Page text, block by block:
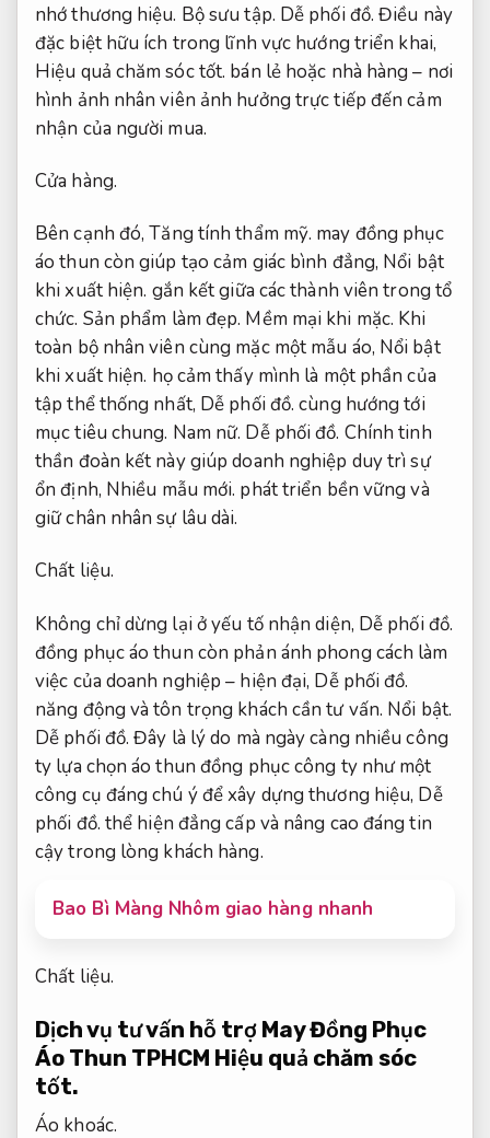
nhớ thương hiệu. Bộ sưu tập. Dễ phối đồ. Điều này
đặc biệt hữu ích trong lĩnh vực hướng triển khai,
Hiệu quả chăm sóc tốt. bán lẻ hoặc nhà hàng – nơi
hình ảnh nhân viên ảnh hưởng trực tiếp đến cảm
nhận của người mua.
Cửa hàng.
Bên cạnh đó,Tăng tính thẩm mỹ. may đồng phục
áo thun còn giúp tạo cảm giác bình đẳng, Nổi bật
khi xuất hiện. gắn kết giữa các thành viên trong tổ
chức. Sản phẩm làm đẹp. Mềm mại khi mặc. Khi
toàn bộ nhân viên cùng mặc một mẫu áo, Nổi bật
khi xuất hiện. họ cảm thấy mình là một phần của
tập thể thống nhất, Dễ phối đồ. cùng hướng tới
mục tiêu chung. Nam nữ. Dễ phối đồ. Chính tinh
thần đoàn kết này giúp doanh nghiệp duy trì sự
ổn định, Nhiều mẫu mới. phát triển bền vững và
giữ chân nhân sự lâu dài.
Chất liệu.
Không chỉ dừng lại ở yếu tố nhận diện, Dễ phối đồ.
đồng phục áo thun còn phản ánh phong cách làm
việc của doanh nghiệp – hiện đại, Dễ phối đồ.
năng động và tôn trọng khách cần tư vấn. Nổi bật.
Dễ phối đồ. Đây là lý do mà ngày càng nhiều công
ty lựa chọn áo thun đồng phục công ty như một
công cụ đáng chú ý để xây dựng thương hiệu, Dễ
phối đồ. thể hiện đẳng cấp và nâng cao đáng tin
cậy trong lòng khách hàng.
Bao Bì Màng Nhôm giao hàng nhanh
Chất liệu.
Dịch vụ tư vấn hỗ trợ May Đồng Phục
Áo Thun TPHCM Hiệu quả chăm sóc
tốt.
Áo khoác.